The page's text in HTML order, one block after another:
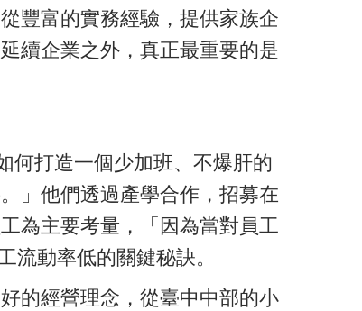
豐富的實務經驗，提供家族企
續企業之外，真正最重要的是
何打造一個少加班、不爆肝的
」他們透過產學合作，招募在
為主要考量，「因為當對員工
流動率低的關鍵秘訣。
的經營理念，從臺中中部的小